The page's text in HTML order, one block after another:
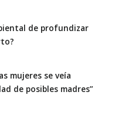
de profundizar
mujeres se veía
de posibles madres”